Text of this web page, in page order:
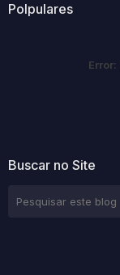
Polpulares
Error:
Buscar no Site